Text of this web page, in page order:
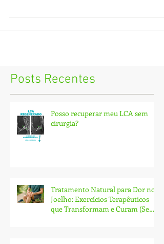
Posts Recentes
Posso recuperar meu LCA sem
cirurgia?
Tratamento Natural para Dor no
Joelho: Exercícios Terapêuticos
que Transformam e Curam (Sem